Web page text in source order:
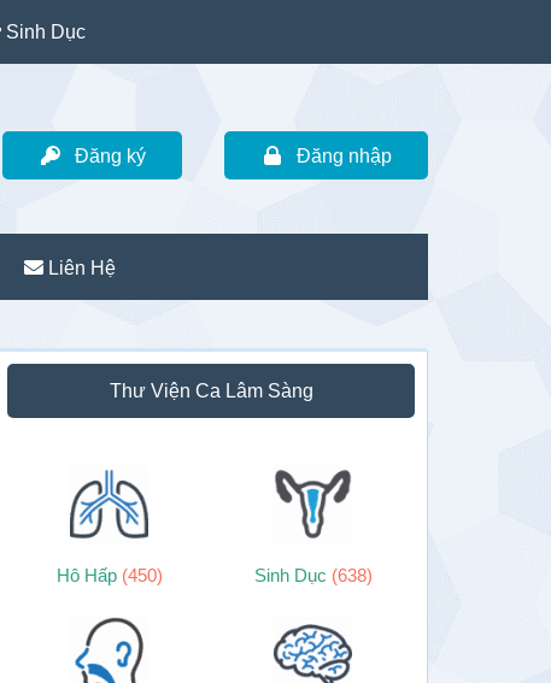
Sinh Dục
Đăng ký Đăng nhập
Liên Hệ
Sidebar
chính
Thư Viện Ca Lâm Sàng
Hô Hấp (450) Sinh Dục (638)